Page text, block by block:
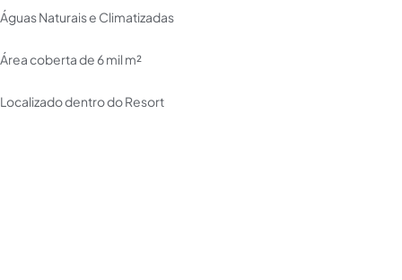
Águas Naturais e Climatizadas
Área coberta de 6 mil m²
Localizado dentro do Resort